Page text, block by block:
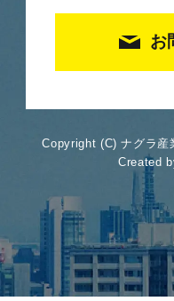
Copyright (C) ナグラ
Created
お